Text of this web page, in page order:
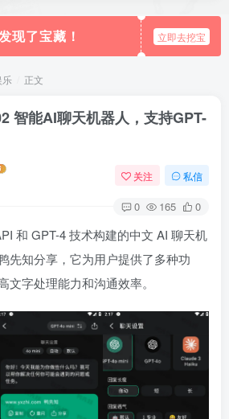
现了宝藏！ 立即去挖宝
乐 正文
智能AI聊天机器人，支持GPT-
关注 私信
0 165 0
和 GPT-4 技术构建的中文 AI 聊天机
先知分享，它为用户提供了多种功
文字处理能力和沟通效率。